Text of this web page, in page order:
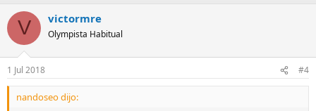
V victormre
Olympista Habitual
1 Jul 2018 #4
nandoseo dijo: